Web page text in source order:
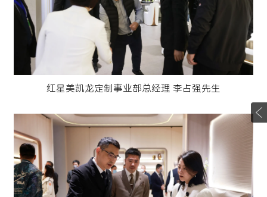
红星美凯龙定制事业部总经理 李占强先生